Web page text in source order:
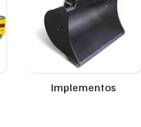
Implementos